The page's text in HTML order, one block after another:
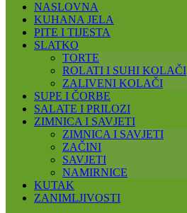
NASLOVNA
KUHANA JELA
PITE I TIJESTA
SLATKO
TORTE
ROLATI I SUHI KOLAČI
ZALIVENI KOLAČI
SUPE I ČORBE
SALATE I PRILOZI
ZIMNICA I SAVJETI
ZIMNICA I SAVJETI
ZAČINI
SAVJETI
NAMIRNICE
KUTAK
ZANIMLJIVOSTI